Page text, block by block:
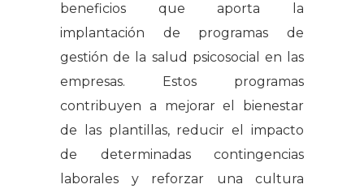
beneficios que aporta la
implantación de programas de
gestión de la salud psicosocial en las
empresas. Estos programas
contribuyen a mejorar el bienestar
de las plantillas, reducir el impacto
de determinadas contingencias
laborales y reforzar una cultura